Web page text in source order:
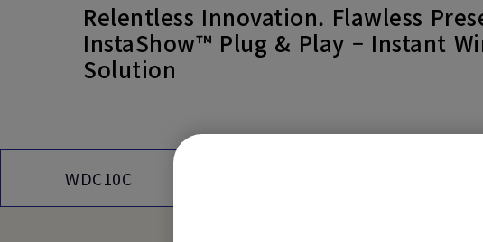
Relentless Innovation. Flawless
InstaShow™ Plug & Play – Instant
Solution
WDC10C